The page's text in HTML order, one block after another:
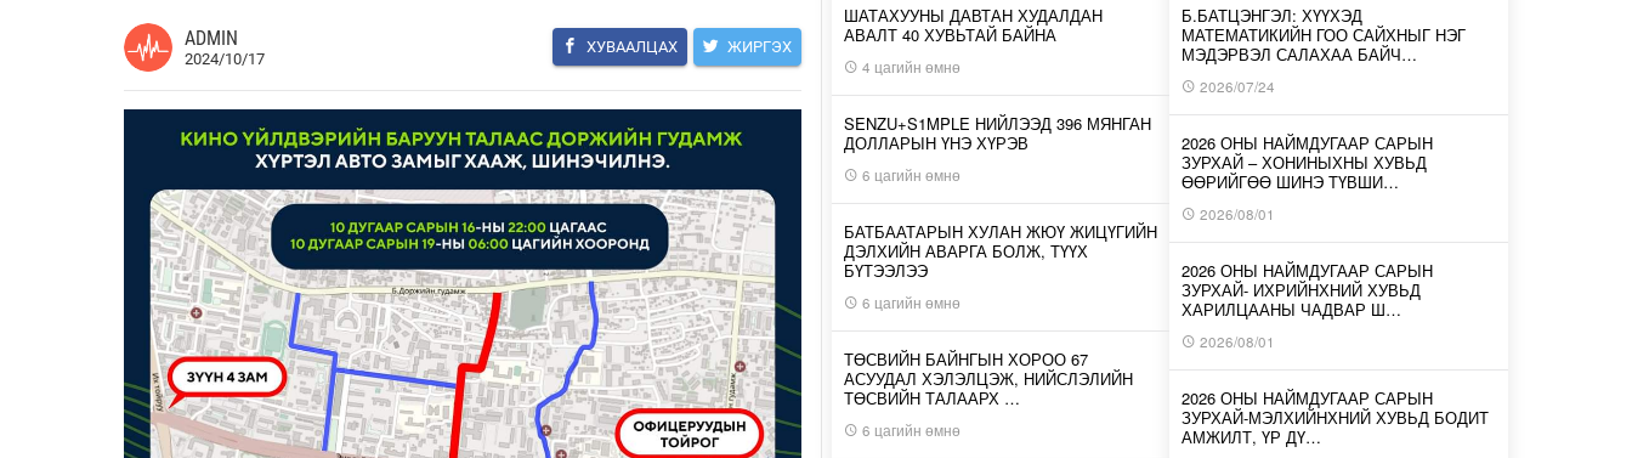
ADMIN
2024/10/17
ХУВААЛЦАХ ЖИРГЭХ
ШАТАХУУНЫ ДАВТАН ХУДАЛДАН
АВАЛТ 40 ХУВЬТАЙ БАЙНА
4 цагийн өмнө
SENZU+S1MPLE НИЙЛЭЭД 396 МЯНГАН
ДОЛЛАРЫН ҮНЭ ХҮРЭВ
6 цагийн өмнө
БАТБААТАРЫН ХУЛАН ЖЮҮ ЖИЦҮГИЙН
ДЭЛХИЙН АВАРГА БОЛЖ, ТҮҮХ
БҮТЭЭЛЭЭ
6 цагийн өмнө
ТӨСВИЙН БАЙНГЫН ХОРОО 67
АСУУДАЛ ХЭЛЭЛЦЭЖ, НИЙСЛЭЛИЙН
ТӨСВИЙН ТАЛААРХ …
6 цагийн өмнө
Б.БАТЦЭНГЭЛ: ХҮҮХЭД
МАТЕМАТИКИЙН ГОО САЙХНЫГ НЭГ
МЭДЭРВЭЛ САЛАХАА БАЙЧ…
2026/07/24
2026 ОНЫ НАЙМДУГААР САРЫН
ЗУРХАЙ – ХОНИНЫХНЫ ХУВЬД
ӨӨРИЙГӨӨ ШИНЭ ТҮВШИ…
2026/08/01
2026 ОНЫ НАЙМДУГААР САРЫН
ЗУРХАЙ- ИХРИЙНХНИЙ ХУВЬД
ХАРИЛЦААНЫ ЧАДВАР Ш…
2026/08/01
2026 ОНЫ НАЙМДУГААР САРЫН
ЗУРХАЙ-МЭЛХИЙНХНИЙ ХУВЬД БОДИТ
АМЖИЛТ, ҮР ДҮ…